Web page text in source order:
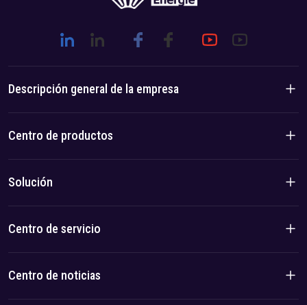
Descripción general de la empresa
Introducción de la empresa
Ventaja de equipo/local
Centro de productos
Productos residenciales
Solución
Solución
Centro de servicio
política de privacidad
Centro de noticias
Noticias de la compañía